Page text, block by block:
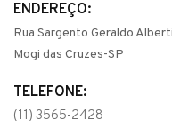
ENDEREÇO:
Rua Sargento Geraldo
Mogi das Cruzes-SP
TELEFONE:
(11) 3565-2428